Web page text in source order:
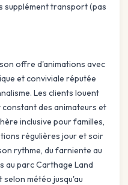
supplément transport (pas
offre d'animations avec
et conviviale réputée
Les clients louent
des animateurs et
inclusive pour familles,
régulières jour et soir
rythme, du farniente au
au parc Carthage Land
météo jusqu'au